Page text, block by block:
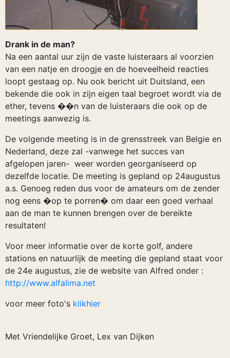
Drank in de man?
Na een aantal uur zijn de vaste luisteraars al voorzien
van een natje en droogje en de hoeveelheid reacties
loopt gestaag op. Nu ook bericht uit Duitsland, een
bekende die ook in zijn eigen taal begroet wordt via de
ether, tevens ��n van de luisteraars die ook op de
meetings aanwezig is.
De volgende meeting is in de grensstreek van Belgie en
Nederland, deze zal -vanwege het succes van
afgelopen jaren- weer worden georganiseerd op
dezelfde locatie. De meeting is gepland op 24augustus
a.s. Genoeg reden dus voor de amateurs om de zender
nog eens �op te porren� om daar een goed verhaal
aan de man te kunnen brengen over de bereikte
resultaten!
Voor meer informatie over de korte golf, andere
stations en natuurlijk de meeting die gepland staat voor
de 24e augustus, zie de website van Alfred onder :
http://www.alfalima.net
voor meer foto's klikhier
Met Vriendelijke Groet, Lex van Dijken